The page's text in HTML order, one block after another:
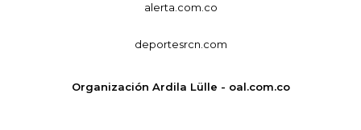
alerta.com.co
deportesrcn.com
Organización Ardila Lülle - oal.com.co